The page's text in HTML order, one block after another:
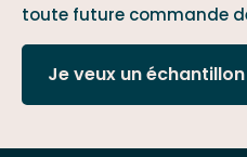
toute future commande
Je veux un